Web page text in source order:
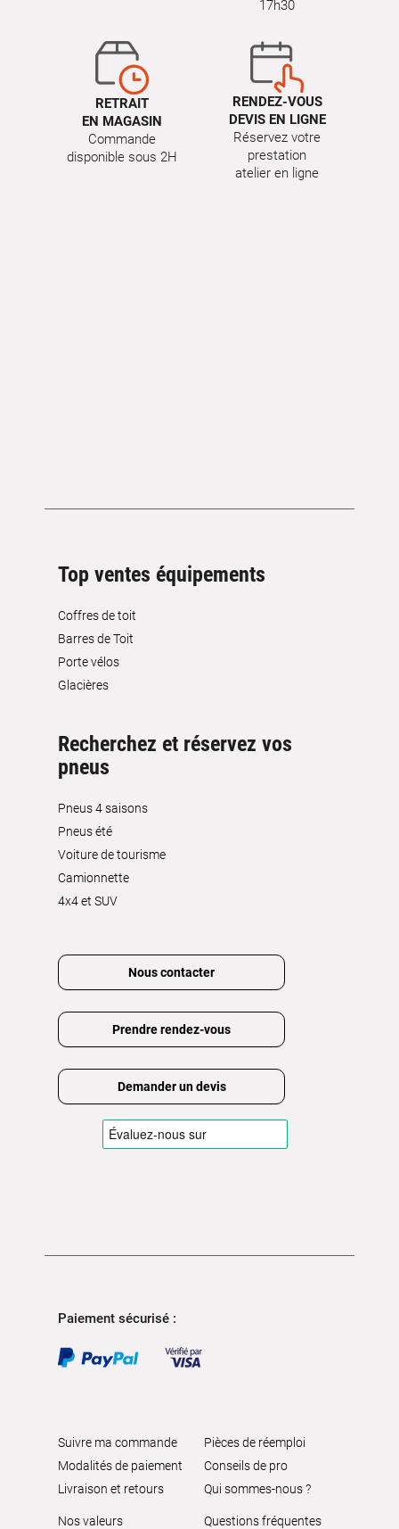
17h30
RETRAIT
EN MAGASIN
Commande
disponible sous 2H
RENDEZ-VOUS
DEVIS EN LIGNE
Réservez votre
prestation
atelier en ligne
Top ventes équipements
Coffres de toit
Barres de Toit
Porte vélos
Glacières
Recherchez et réservez vos
pneus
Pneus 4 saisons
Pneus été
Voiture de tourisme
Camionnette
4x4 et SUV
Nous contacter
Prendre rendez-vous
Demander un devis
Paiement sécurisé :
Suivre ma commande
Modalités de paiement
Livraison et retours
Pièces de réemploi
Conseils de pro
Qui sommes-nous ?
Nos valeurs
Questions fréquentes